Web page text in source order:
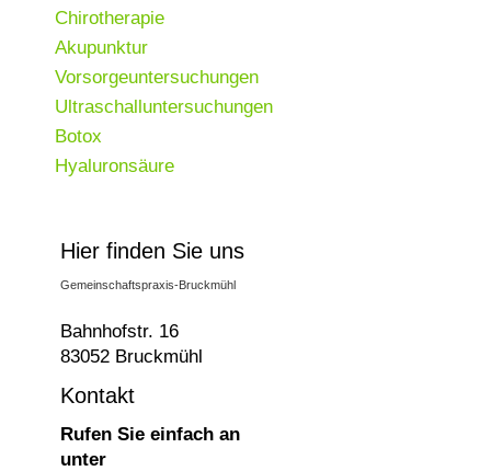
Chirotherapie
Akupunktur
Vorsorgeuntersuchungen
Ultraschalluntersuchungen
Botox
Hyaluronsäure
Hier finden Sie uns
Gemeinschaftspraxis-Bruckmühl
Bahnhofstr. 16
83052 Bruckmühl
Kontakt
Rufen Sie einfach an
unter